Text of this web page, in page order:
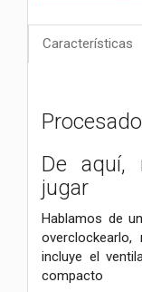
Características
De aquí,
jugar
Hablamos de
incluye el
compacto